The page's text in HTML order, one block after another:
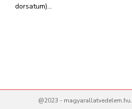
dorsatum)...
@2023 -